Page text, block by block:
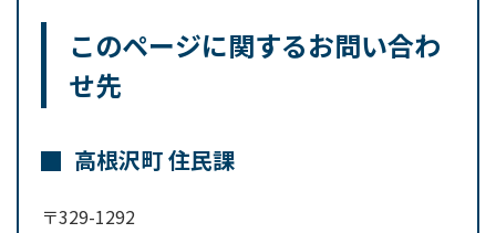
このページに関するお問い合わ
せ先
高根沢町 住民課
〒329-1292